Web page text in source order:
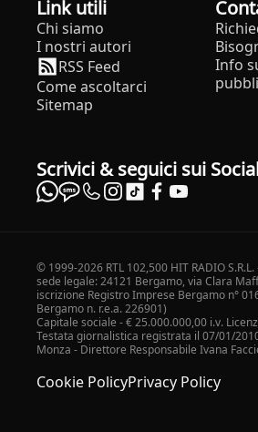
Link utili
Chi siamo
I nostri autori
RSS Feed
Come ascoltarci
Sitemap
Info
Scrivici & seguici sui
© 1999-2026 RTL 102,500 HIT RADIO
sede legale: 24121 Bergamo, via Clara
iscrizione Registro Imprese Bergamo n°
Bergamo n. r.e.a. 226901)
Capitale sociale - € 25.000.000,00 i.v.
Testata giornalistica registrata il 07/01/
Monza - Direttore Responsabile Ivana
Cookie PolicyPrivacy Policy